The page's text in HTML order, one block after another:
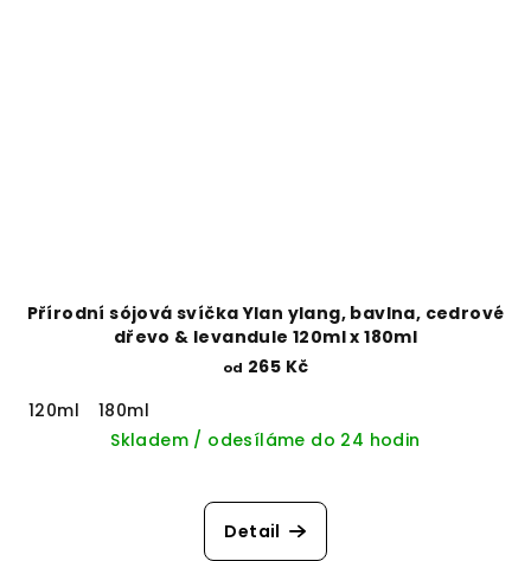
Přírodní sójová svíčka Ylan ylang, bavlna, cedrové
dřevo & levandule 120ml x 180ml
od 265 Kč
120ml
180ml
Skladem / odesíláme do 24 hodin
Detail